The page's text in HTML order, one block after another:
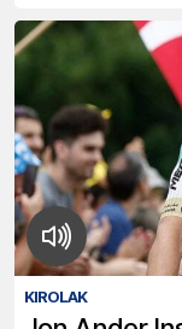
KIROLAK